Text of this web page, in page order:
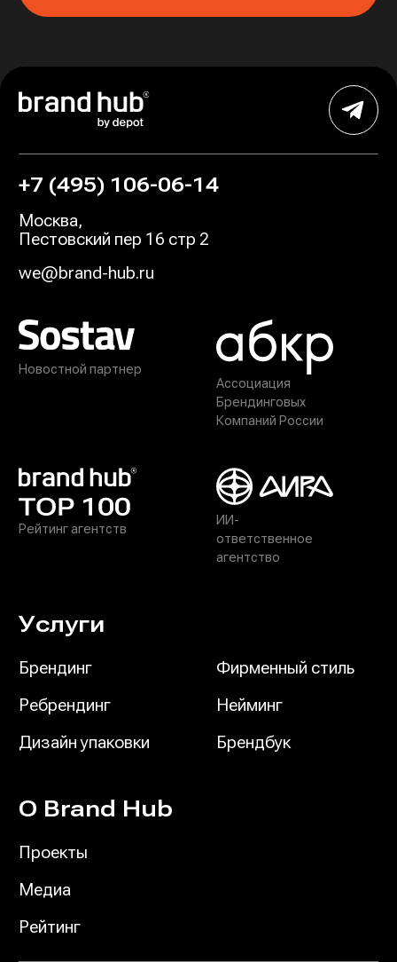
+7 (495) 106-06-14
Москва,
Пестовский пер 16 стр 2
we@brand-hub.ru
Ассоциация
Брендинговых
Компаний России
Рейтинг агентств
Новостной партнер
ИИ-
ответственное
агентство
Услуги
Брендинг
Фирменный стиль
Ребрендинг
Нейминг
Дизайн упаковки
Брендбук
О Brand Hub
Проекты
Медиа
Рейтинг